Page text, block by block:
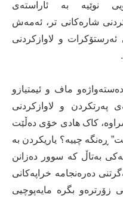
نوێیە بە ئاراستەی
شارەکانی تر، ئەمەش
و لاوازکردنی
ماف و ئیمتیازو
پەرتکردن و لاوازکردنی
کاک هادی خۆی دەڵێت
ڕەنگە چییە؟ یاریکردن بە
بەتاڵ کە سوور دەزانن
دەرەنجامە خراپەکانی
زۆرترەو بگرە مایەپوچیی